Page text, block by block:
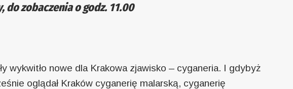
do zobaczenia o godz. 11.00
wykwitło nowe dla Krakowa zjawisko – cyganeria. I gdybyż
oglądał Kraków cyganerię malarską, cyganerię